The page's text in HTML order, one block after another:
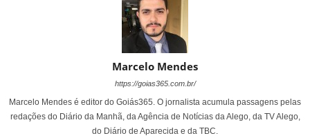
Marcelo Mendes
https://goias365.com.br/
Marcelo Mendes é editor do Goiás365. O jornalista acumula passagens pelas
redações do Diário da Manhã, da Agência de Notícias da Alego, da TV Alego,
do Diário de Aparecida e da TBC.